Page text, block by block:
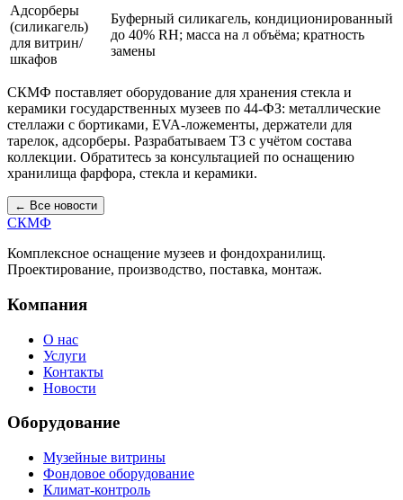
Адсорберы
(силикагель)
для витрин/
шкафов
Буферный силикагель, кондиционированный
до 40% RH; масса на л объёма; кратность
замены
СКМФ поставляет оборудование для хранения стекла и
керамики государственных музеев по 44-ФЗ: металлические
стеллажи с бортиками, EVA-ложементы, держатели для
тарелок, адсорберы. Разрабатываем ТЗ с учётом состава
коллекции. Обратитесь за консультацией по оснащению
хранилища фарфора, стекла и керамики.
← Все новости
СКМФ
Комплексное оснащение музеев и фондохранилищ.
Проектирование, производство, поставка, монтаж.
Компания
О нас
Услуги
Контакты
Новости
Оборудование
Музейные витрины
Фондовое оборудование
Климат-контроль